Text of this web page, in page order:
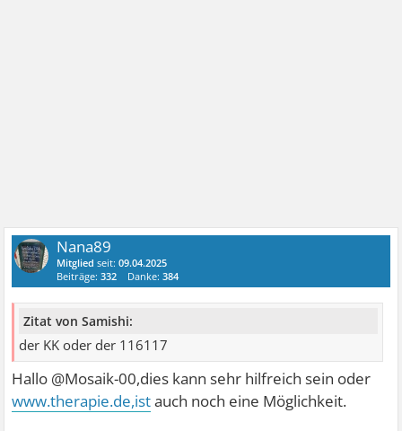
Nana89
Mitglied seit:09.04.2025
Beiträge:332 Danke:384
Zitat von Samishi:
der KK oder der 116117
Hallo @Mosaik-00,dies kann sehr hilfreich sein oder
www.therapie.de,istauch noch eine Möglichkeit.